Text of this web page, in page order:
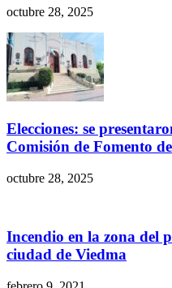
octubre 28, 2025
Elecciones: se
Comisión de Fomento
octubre 28, 2025
Incendio en la zona del
ciudad de Viedma